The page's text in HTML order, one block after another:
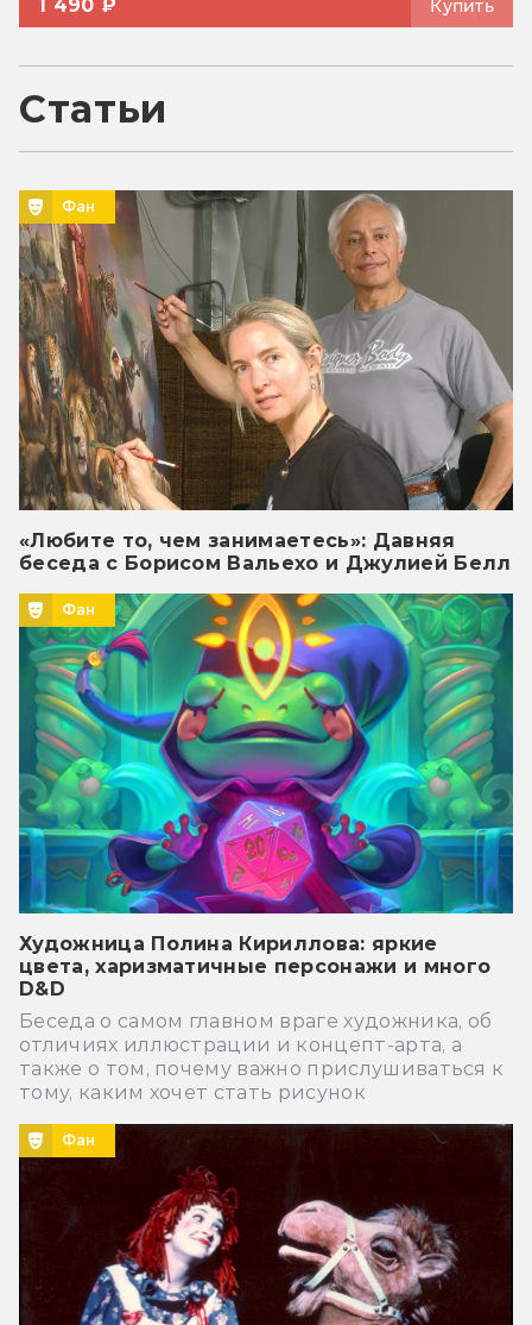
1 490 ₽ Купить
Статьи
Фан
«Любите то, чем занимаетесь»: Давняя
беседа с Борисом Вальехо и Джулией Белл
Фан
Художница Полина Кириллова: яркие
цвета, харизматичные персонажи и много
D&D
Беседа о самом главном враге художника, об
отличиях иллюстрации и концепт-арта, а
также о том, почему важно прислушиваться к
тому, каким хочет стать рисунок
Фан